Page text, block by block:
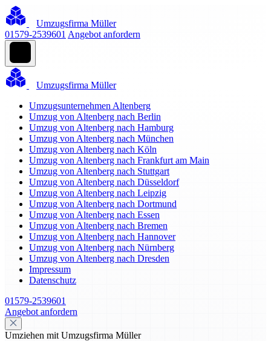
Umzugsfirma Müller
01579-2539601 Angebot anfordern
Umzugsfirma Müller
Umzugsunternehmen Altenberg
Umzug von Altenberg nach Berlin
Umzug von Altenberg nach Hamburg
Umzug von Altenberg nach München
Umzug von Altenberg nach Köln
Umzug von Altenberg nach Frankfurt am Main
Umzug von Altenberg nach Stuttgart
Umzug von Altenberg nach Düsseldorf
Umzug von Altenberg nach Leipzig
Umzug von Altenberg nach Dortmund
Umzug von Altenberg nach Essen
Umzug von Altenberg nach Bremen
Umzug von Altenberg nach Hannover
Umzug von Altenberg nach Nürnberg
Umzug von Altenberg nach Dresden
Impressum
Datenschutz
01579-2539601
Angebot anfordern
Umziehen mit Umzugsfirma Müller